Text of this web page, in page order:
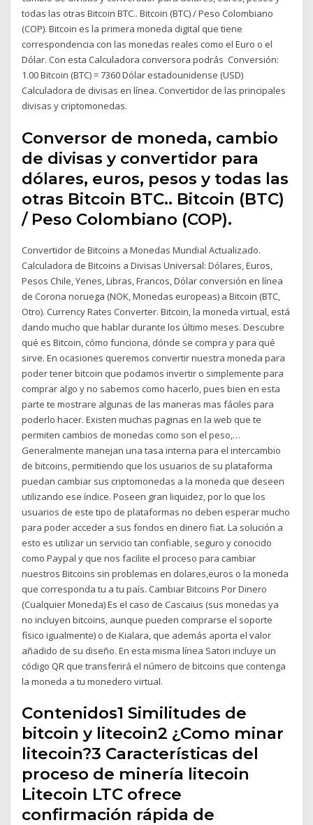
todas las otras Bitcoin BTC.. Bitcoin (BTC) / Peso Colombiano
(COP). Bitcoin es la primera moneda digital que tiene
correspondencia con las monedas reales como el Euro o el
Dólar. Con esta Calculadora conversora podrás Conversión:
1.00 Bitcoin (BTC) = 7360 Dólar estadounidense (USD)
Calculadora de divisas en línea. Convertidor de las principales
divisas y criptomonedas.
Conversor de moneda, cambio
de divisas y convertidor para
dólares, euros, pesos y todas las
otras Bitcoin BTC.. Bitcoin (BTC)
/ Peso Colombiano (COP).
Convertidor de Bitcoins a Monedas Mundial Actualizado.
Calculadora de Bitcoins a Divisas Universal: Dólares, Euros,
Pesos Chile, Yenes, Libras, Francos, Dólar conversión en línea
de Corona noruega (NOK, Monedas europeas) a Bitcoin (BTC,
Otro). Currency Rates Converter. Bitcoin, la moneda virtual, está
dando mucho que hablar durante los último meses. Descubre
qué es Bitcoin, cómo funciona, dónde se compra y para qué
sirve. En ocasiones queremos convertir nuestra moneda para
poder tener bitcoin que podamos invertir o simplemente para
comprar algo y no sabemos como hacerlo, pues bien en esta
parte te mostrare algunas de las maneras mas fáciles para
poderlo hacer. Existen muchas paginas en la web que te
permiten cambios de monedas como son el peso,…
Generalmente manejan una tasa interna para el intercambio
de bitcoins, permitiendo que los usuarios de su plataforma
puedan cambiar sus criptomonedas a la moneda que deseen
utilizando ese índice. Poseen gran liquidez, por lo que los
usuarios de este tipo de plataformas no deben esperar mucho
para poder acceder a sus fondos en dinero fiat. La solución a
esto es utilizar un servicio tan confiable, seguro y conocido
como Paypal y que nos facilite el proceso para cambiar
nuestros Bitcoins sin problemas en dolares,euros o la moneda
que corresponda tu a tu país. Cambiar Bitcoins Por Dinero
(Cualquier Moneda) Es el caso de Cascaius (sus monedas ya
no incluyen bitcoins, aunque pueden comprarse el soporte
físico igualmente) o de Kialara, que además aporta el valor
añadido de su diseño. En esta misma línea Satori incluye un
código QR que transferirá el número de bitcoins que contenga
la moneda a tu monedero virtual.
Contenidos1 Similitudes de
bitcoin y litecoin2 ¿Como minar
litecoin?3 Características del
proceso de minería litecoin
Litecoin LTC ofrece
confirmación rápida de